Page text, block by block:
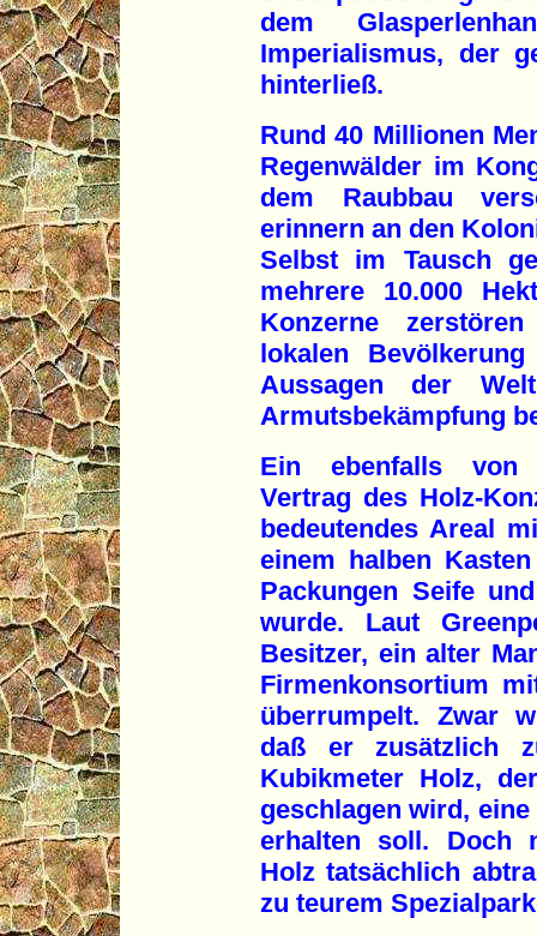
dem
Imperialismus, der
hinterließ.
Rund 40 Millionen
Regenwälder im
dem Raubbau
erinnern an den
Selbst im Tausch
mehrere 10.000
Konzerne
lokalen
Aussagen der
Armutsbekämpfung
Ein ebenfalls von
Vertrag des Holz-
bedeutendes Areal
einem halben
Packungen Seife
wurde. Laut
Besitzer, ein alter
Firmenkonsortium
überrumpelt. Zwar
daß er zusätzlich
Kubikmeter Holz,
geschlagen wird,
erhalten soll. Doch
Holz tatsächlich
zu teurem